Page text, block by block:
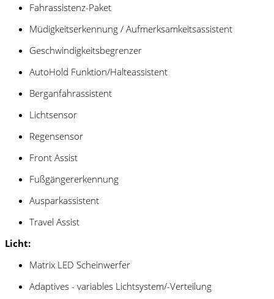
Fahrassistenz-Paket
Müdigkeitserkennung / Aufmerksamkeitsassistent
Geschwindigkeitsbegrenzer
AutoHold Funktion/Halteassistent
Berganfahrassistent
Lichtsensor
Regensensor
Front Assist
Fußgängererkennung
Ausparkassistent
Travel Assist
Licht:
Matrix LED Scheinwerfer
Adaptives - variables Lichtsystem/-Verteilung